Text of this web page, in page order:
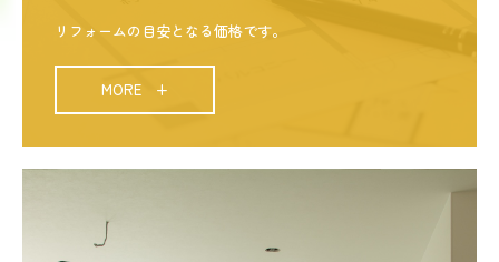
リフォームの目安となる価格です。
MORE +